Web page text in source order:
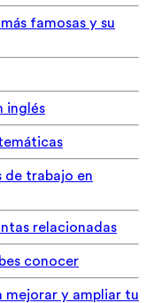
famosas y su
inglés
de trabajo en
relacionadas
conocer
mejorar y ampliar tu